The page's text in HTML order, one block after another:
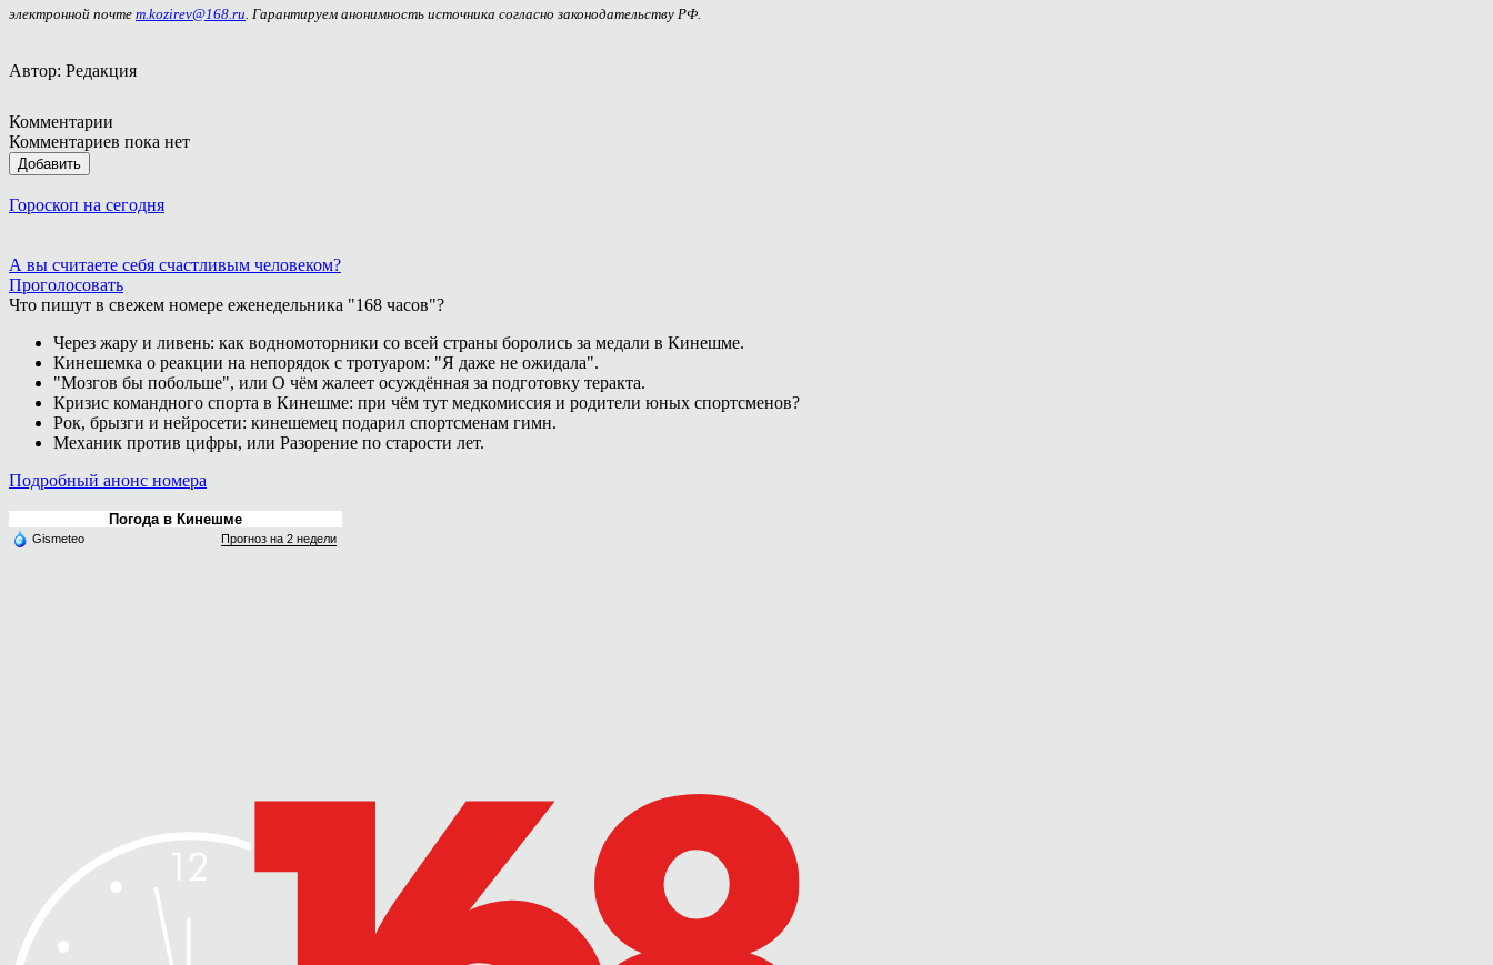
электронной почте m.kozirev@168.ru. Гарантируем анонимность источника согласно законодательству РФ.
Автор: Редакция
Комментарии
Комментариев пока нет
Добавить
Гороскоп на сегодня
А вы считаете себя счастливым человеком?
Проголосовать
Что пишут в свежем номере еженедельника "168 часов"?
Через жару и ливень: как водномоторники со всей страны боролись за медали в Кинешме.
Кинешемка о реакции на непорядок с тротуаром: "Я даже не ожидала".
"Мозгов бы побольше", или О чём жалеет осуждённая за подготовку теракта.
Кризис командного спорта в Кинешме: при чём тут медкомиссия и родители юных спортсменов?
Рок, брызги и нейросети: кинешемец подарил спортсменам гимн.
Механик против цифры, или Разорение по старости лет.
Подробный анонс номера
Погода в Кинешме
Gismeteo Прогноз на 2 недели